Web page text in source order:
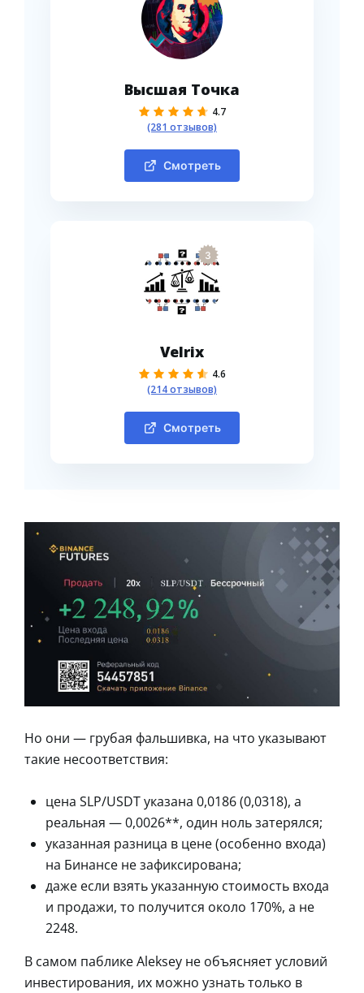
Высшая Точка
4.7
(281 отзывов)
Смотреть
3
Velrix
4.6
(214 отзывов)
Смотреть
Но они — грубая фальшивка, на что указывают
такие несоответствия:
цена SLP/USDT указана 0,0186 (0,0318), а
реальная — 0,0026**, один ноль затерялся;
указанная разница в цене (особенно входа)
на Бинансе не зафиксирована;
даже если взять указанную стоимость входа
и продажи, то получится около 170%, а не
2248.
В самом паблике Aleksey не объясняет условий
инвестирования, их можно узнать только в